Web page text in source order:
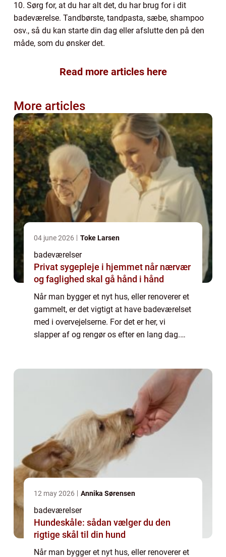
10. Sørg for, at du har alt det, du har brug for i dit
badeværelse. Tandbørste, tandpasta, sæbe, shampoo
osv., så du kan starte din dag eller afslutte den på den
måde, som du ønsker det.
Read more articles here
More articles
04 june 2026 Toke Larsen
badeværelser
Privat sygepleje i hjemmet når nærvær
og faglighed skal gå hånd i hånd
Når man bygger et nyt hus, eller renoverer et
gammelt, er det vigtigt at have badeværelset
med i overvejelserne. For det er her, vi
slapper af og rengør os efter en lang dag.
12 may 2026 Annika Sørensen
badeværelser
Hundeskåle: sådan vælger du den
rigtige skål til din hund
Når man bygger et nyt hus, eller renoverer et